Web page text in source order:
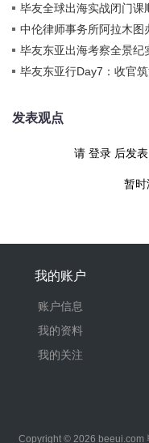
发布，百鲲出海投资基金
赋能企业扬帆全球
毕友全球出海实战闭门
逻辑解析双赋能
中伦律师事务所阿拉木
核心——合规把控与机遇
毕友东亚出海考察全景
越
毕友东亚行Day7：收官
发表观点
请 登录 后发
暂时
我的账户
账户信息
我的资料
我的关注
Copyright © 2026 beeui.com